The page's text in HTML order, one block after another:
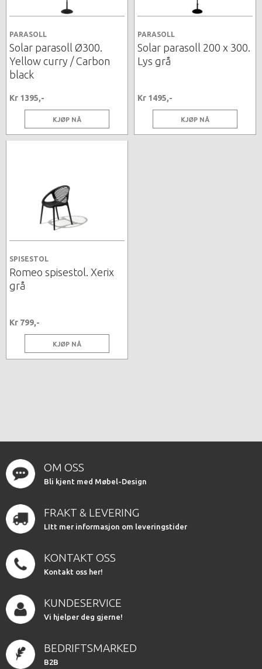
PARASOLL
Solar parasoll Ø300.
Yellow curry / Carbon
black
Kr 1395,-
KJØP NÅ
PARASOLL
Solar parasoll 200 x 300.
Lys grå
Kr 1495,-
KJØP NÅ
SPISESTOL
Romeo spisestol. Xerix
grå
Kr 799,-
KJØP NÅ
OM OSS
Bli kjent med Møbel-Design
FRAKT & LEVERING
LItt mer informasjon om leveringstider
KONTAKT OSS
Kontakt oss her!
KUNDESERVICE
Vi hjelper deg gjerne!
BEDRIFTSMARKED
B2B